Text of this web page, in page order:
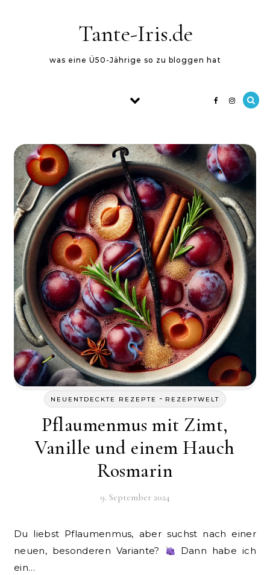
Tante-Iris.de
was eine Ü50-Jährige so zu bloggen hat
NEUENTDECKTE REZEPTE - REZEPTWELT
Pflaumenmus mit Zimt,
Vanille und einem Hauch
Rosmarin
9. September 2024
Du liebst Pflaumenmus, aber suchst nach einer
neuen, besonderen Variante?
Dann habe ich
ein…